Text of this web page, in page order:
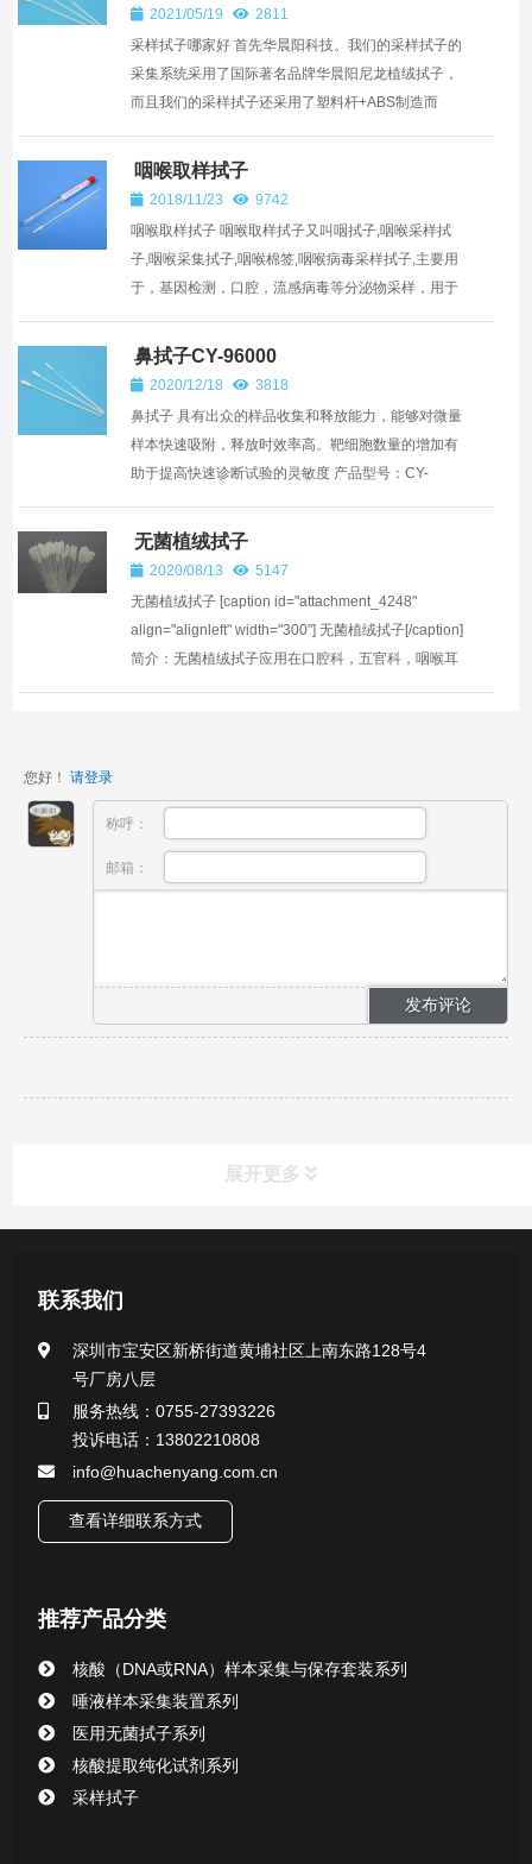
2021/05/19
2811
采样拭子哪家好 首先华晨阳科技。我们的采样拭子的
采集系统采用了国际著名品牌华晨阳尼龙植绒拭子，
而且我们的采样拭子还采用了塑料杆+ABS制造而
释放量，广泛...
咽喉取样拭子
2018/11/23
9742
咽喉取样拭子 咽喉取样拭子又叫咽拭子,咽喉采样拭
子,咽喉采集拭子,咽喉棉签,咽喉病毒采样拭子,主要用
于，基因检测，口腔，流感病毒等分泌物采样，用于
鼻拭子CY-96000
2020/12/18
3818
鼻拭子 具有出众的样品收集和释放能力，能够对微量
样本快速吸附，释放时效率高。靶细胞数量的增加有
助于提高快速诊断试验的灵敏度 产品型号：CY-
ABS+尼龙...
无菌植绒拭子
2020/08/13
5147
无菌植绒拭子 [caption id="attachment_4248"
align="alignleft" width="300"] 无菌植绒拭子[/caption]
简介：无菌植绒拭子应用在口腔科，五官科，咽喉耳
您好！ 请登录
称呼：
邮箱：
展开更多
一次性使用采样器系列
微生物样本保存液（通用运输传媒介质）系列
核酸（DNA&RNA）样本采集与保存套装系列
核酸提取或纯化试剂
CHG消毒棉签系列
清洁验证棉签系列
动物检测试剂
联系我们
深圳市宝安区新桥街道黄埔社区上南东路128号4
号厂房八层
服务热线：0755-27393226
投诉电话：13802210808
info@huachenyang.com.cn
查看详细联系方式
推荐产品分类
核酸（DNA或RNA）样本采集与保存套装系列
唾液样本采集装置系列
医用无菌拭子系列
核酸提取纯化试剂系列
采样拭子